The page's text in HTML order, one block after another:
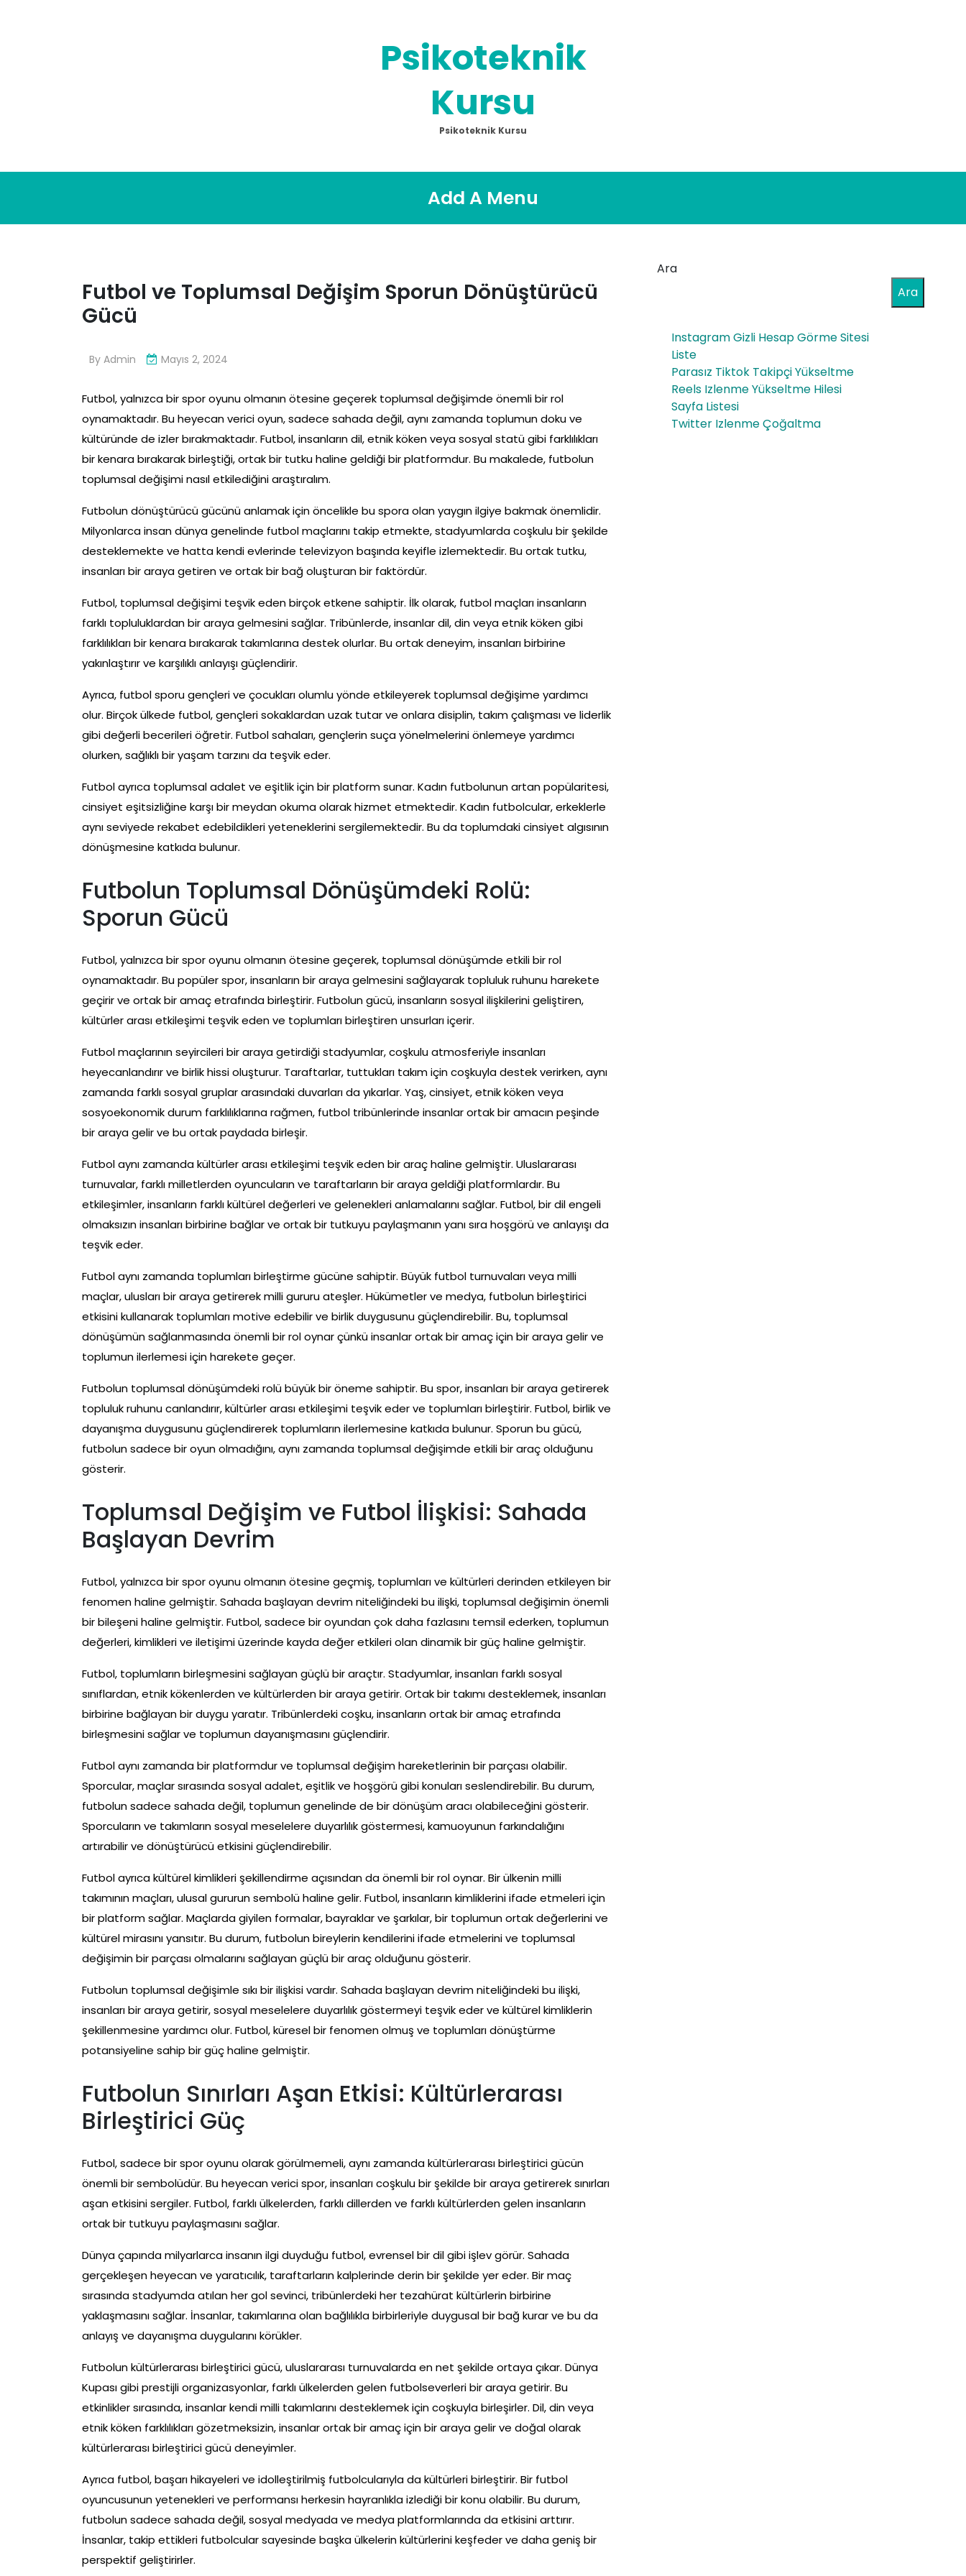
Psikoteknik
Kursu
Psikoteknik Kursu
Add A Menu
Futbol ve Toplumsal Değişim Sporun Dönüştürücü
Gücü
By Admin Mayıs 2, 2024
Futbol, yalnızca bir spor oyunu olmanın ötesine geçerek toplumsal değişimde önemli bir rol
oynamaktadır. Bu heyecan verici oyun, sadece sahada değil, aynı zamanda toplumun doku ve
kültüründe de izler bırakmaktadır. Futbol, insanların dil, etnik köken veya sosyal statü gibi farklılıkları
bir kenara bırakarak birleştiği, ortak bir tutku haline geldiği bir platformdur. Bu makalede, futbolun
toplumsal değişimi nasıl etkilediğini araştıralım.
Futbolun dönüştürücü gücünü anlamak için öncelikle bu spora olan yaygın ilgiye bakmak önemlidir.
Milyonlarca insan dünya genelinde futbol maçlarını takip etmekte, stadyumlarda coşkulu bir şekilde
desteklemekte ve hatta kendi evlerinde televizyon başında keyifle izlemektedir. Bu ortak tutku,
insanları bir araya getiren ve ortak bir bağ oluşturan bir faktördür.
Futbol, toplumsal değişimi teşvik eden birçok etkene sahiptir. İlk olarak, futbol maçları insanların
farklı topluluklardan bir araya gelmesini sağlar. Tribünlerde, insanlar dil, din veya etnik köken gibi
farklılıkları bir kenara bırakarak takımlarına destek olurlar. Bu ortak deneyim, insanları birbirine
yakınlaştırır ve karşılıklı anlayışı güçlendirir.
Ayrıca, futbol sporu gençleri ve çocukları olumlu yönde etkileyerek toplumsal değişime yardımcı
olur. Birçok ülkede futbol, gençleri sokaklardan uzak tutar ve onlara disiplin, takım çalışması ve liderlik
gibi değerli becerileri öğretir. Futbol sahaları, gençlerin suça yönelmelerini önlemeye yardımcı
olurken, sağlıklı bir yaşam tarzını da teşvik eder.
Futbol ayrıca toplumsal adalet ve eşitlik için bir platform sunar. Kadın futbolunun artan popülaritesi,
cinsiyet eşitsizliğine karşı bir meydan okuma olarak hizmet etmektedir. Kadın futbolcular, erkeklerle
aynı seviyede rekabet edebildikleri yeteneklerini sergilemektedir. Bu da toplumdaki cinsiyet algısının
dönüşmesine katkıda bulunur.
Futbolun Toplumsal Dönüşümdeki Rolü:
Sporun Gücü
Futbol, yalnızca bir spor oyunu olmanın ötesine geçerek, toplumsal dönüşümde etkili bir rol
oynamaktadır. Bu popüler spor, insanların bir araya gelmesini sağlayarak topluluk ruhunu harekete
geçirir ve ortak bir amaç etrafında birleştirir. Futbolun gücü, insanların sosyal ilişkilerini geliştiren,
kültürler arası etkileşimi teşvik eden ve toplumları birleştiren unsurları içerir.
Futbol maçlarının seyircileri bir araya getirdiği stadyumlar, coşkulu atmosferiyle insanları
heyecanlandırır ve birlik hissi oluşturur. Taraftarlar, tuttukları takım için coşkuyla destek verirken, aynı
zamanda farklı sosyal gruplar arasındaki duvarları da yıkarlar. Yaş, cinsiyet, etnik köken veya
sosyoekonomik durum farklılıklarına rağmen, futbol tribünlerinde insanlar ortak bir amacın peşinde
bir araya gelir ve bu ortak paydada birleşir.
Futbol aynı zamanda kültürler arası etkileşimi teşvik eden bir araç haline gelmiştir. Uluslararası
turnuvalar, farklı milletlerden oyuncuların ve taraftarların bir araya geldiği platformlardır. Bu
etkileşimler, insanların farklı kültürel değerleri ve gelenekleri anlamalarını sağlar. Futbol, bir dil engeli
olmaksızın insanları birbirine bağlar ve ortak bir tutkuyu paylaşmanın yanı sıra hoşgörü ve anlayışı da
teşvik eder.
Futbol aynı zamanda toplumları birleştirme gücüne sahiptir. Büyük futbol turnuvaları veya milli
maçlar, ulusları bir araya getirerek milli gururu ateşler. Hükümetler ve medya, futbolun birleştirici
etkisini kullanarak toplumları motive edebilir ve birlik duygusunu güçlendirebilir. Bu, toplumsal
dönüşümün sağlanmasında önemli bir rol oynar çünkü insanlar ortak bir amaç için bir araya gelir ve
toplumun ilerlemesi için harekete geçer.
Futbolun toplumsal dönüşümdeki rolü büyük bir öneme sahiptir. Bu spor, insanları bir araya getirerek
topluluk ruhunu canlandırır, kültürler arası etkileşimi teşvik eder ve toplumları birleştirir. Futbol, birlik ve
dayanışma duygusunu güçlendirerek toplumların ilerlemesine katkıda bulunur. Sporun bu gücü,
futbolun sadece bir oyun olmadığını, aynı zamanda toplumsal değişimde etkili bir araç olduğunu
gösterir.
Toplumsal Değişim ve Futbol İlişkisi: Sahada
Başlayan Devrim
Futbol, yalnızca bir spor oyunu olmanın ötesine geçmiş, toplumları ve kültürleri derinden etkileyen bir
fenomen haline gelmiştir. Sahada başlayan devrim niteliğindeki bu ilişki, toplumsal değişimin önemli
bir bileşeni haline gelmiştir. Futbol, sadece bir oyundan çok daha fazlasını temsil ederken, toplumun
değerleri, kimlikleri ve iletişimi üzerinde kayda değer etkileri olan dinamik bir güç haline gelmiştir.
Futbol, toplumların birleşmesini sağlayan güçlü bir araçtır. Stadyumlar, insanları farklı sosyal
sınıflardan, etnik kökenlerden ve kültürlerden bir araya getirir. Ortak bir takımı desteklemek, insanları
birbirine bağlayan bir duygu yaratır. Tribünlerdeki coşku, insanların ortak bir amaç etrafında
birleşmesini sağlar ve toplumun dayanışmasını güçlendirir.
Futbol aynı zamanda bir platformdur ve toplumsal değişim hareketlerinin bir parçası olabilir.
Sporcular, maçlar sırasında sosyal adalet, eşitlik ve hoşgörü gibi konuları seslendirebilir. Bu durum,
futbolun sadece sahada değil, toplumun genelinde de bir dönüşüm aracı olabileceğini gösterir.
Sporcuların ve takımların sosyal meselelere duyarlılık göstermesi, kamuoyunun farkındalığını
artırabilir ve dönüştürücü etkisini güçlendirebilir.
Futbol ayrıca kültürel kimlikleri şekillendirme açısından da önemli bir rol oynar. Bir ülkenin milli
takımının maçları, ulusal gururun sembolü haline gelir. Futbol, insanların kimliklerini ifade etmeleri için
bir platform sağlar. Maçlarda giyilen formalar, bayraklar ve şarkılar, bir toplumun ortak değerlerini ve
kültürel mirasını yansıtır. Bu durum, futbolun bireylerin kendilerini ifade etmelerini ve toplumsal
değişimin bir parçası olmalarını sağlayan güçlü bir araç olduğunu gösterir.
Futbolun toplumsal değişimle sıkı bir ilişkisi vardır. Sahada başlayan devrim niteliğindeki bu ilişki,
insanları bir araya getirir, sosyal meselelere duyarlılık göstermeyi teşvik eder ve kültürel kimliklerin
şekillenmesine yardımcı olur. Futbol, küresel bir fenomen olmuş ve toplumları dönüştürme
potansiyeline sahip bir güç haline gelmiştir.
Futbolun Sınırları Aşan Etkisi: Kültürlerarası
Birleştirici Güç
Futbol, sadece bir spor oyunu olarak görülmemeli, aynı zamanda kültürlerarası birleştirici gücün
önemli bir sembolüdür. Bu heyecan verici spor, insanları coşkulu bir şekilde bir araya getirerek sınırları
aşan etkisini sergiler. Futbol, farklı ülkelerden, farklı dillerden ve farklı kültürlerden gelen insanların
ortak bir tutkuyu paylaşmasını sağlar.
Dünya çapında milyarlarca insanın ilgi duyduğu futbol, evrensel bir dil gibi işlev görür. Sahada
gerçekleşen heyecan ve yaratıcılık, taraftarların kalplerinde derin bir şekilde yer eder. Bir maç
sırasında stadyumda atılan her gol sevinci, tribünlerdeki her tezahürat kültürlerin birbirine
yaklaşmasını sağlar. İnsanlar, takımlarına olan bağlılıkla birbirleriyle duygusal bir bağ kurar ve bu da
anlayış ve dayanışma duygularını körükler.
Futbolun kültürlerarası birleştirici gücü, uluslararası turnuvalarda en net şekilde ortaya çıkar. Dünya
Kupası gibi prestijli organizasyonlar, farklı ülkelerden gelen futbolseverleri bir araya getirir. Bu
etkinlikler sırasında, insanlar kendi milli takımlarını desteklemek için coşkuyla birleşirler. Dil, din veya
etnik köken farklılıkları gözetmeksizin, insanlar ortak bir amaç için bir araya gelir ve doğal olarak
kültürlerarası birleştirici gücü deneyimler.
Ayrıca futbol, başarı hikayeleri ve idolleştirilmiş futbolcularıyla da kültürleri birleştirir. Bir futbol
oyuncusunun yetenekleri ve performansı herkesin hayranlıkla izlediği bir konu olabilir. Bu durum,
futbolun sadece sahada değil, sosyal medyada ve medya platformlarında da etkisini arttırır.
İnsanlar, takip ettikleri futbolcular sayesinde başka ülkelerin kültürlerini keşfeder ve daha geniş bir
perspektif geliştirirler.
Ara
Ara
Instagram Gizli Hesap Görme Sitesi
Liste
Parasız Tiktok Takipçi Yükseltme
Reels Izlenme Yükseltme Hilesi
Sayfa Listesi
Twitter Izlenme Çoğaltma